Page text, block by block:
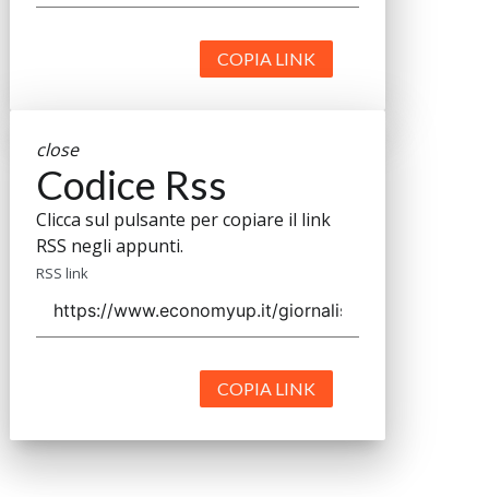
COPIA LINK
close
Codice Rss
Clicca sul pulsante per copiare il link
RSS negli appunti.
RSS link
COPIA LINK